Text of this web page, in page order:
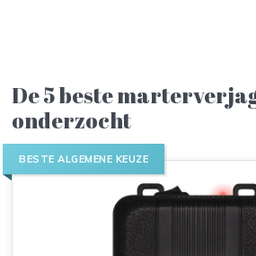
De 5 beste
onderzocht
BESTE ALGEMENE KEUZE